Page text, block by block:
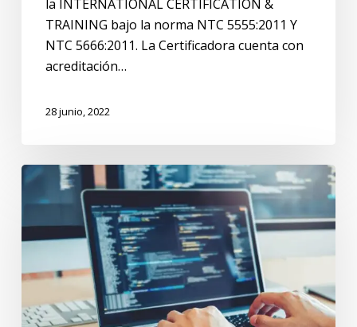
la INTERNATIONAL CERTIFICATION &
TRAINING bajo la norma NTC 5555:2011 Y
NTC 5666:2011. La Certificadora cuenta con
acreditación…
28 junio, 2022
Planeación
curricular
sistemas
informática